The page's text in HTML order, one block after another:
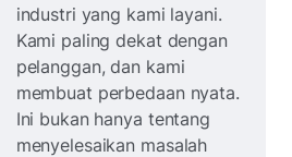
industri yang kami layani.
Kami paling dekat dengan
pelanggan, dan kami
membuat perbedaan nyata.
Ini bukan hanya tentang
menyelesaikan masalah